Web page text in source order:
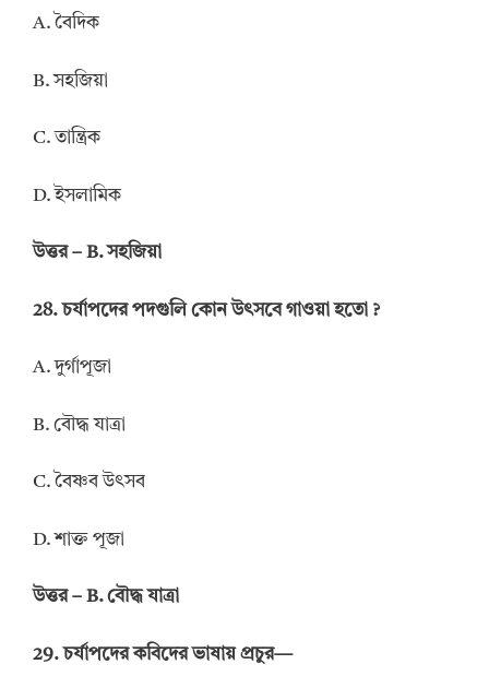
A. বৈদিক
B. সহজিয়া
C. তান্ত্রিক
D. ইসলামিক
উত্তর – B. সহজিয়া
28. চর্যাপদের পদগুলি কোন উৎসবে গাওয়া হতো ?
A. দুর্গাপূজা
B. বৌদ্ধ যাত্রা
C. বৈষ্ণব উৎসব
D. শাক্ত পূজা
উত্তর – B. বৌদ্ধ যাত্রা
29. চর্যাপদের কবিদের ভাষায় প্রচুর—